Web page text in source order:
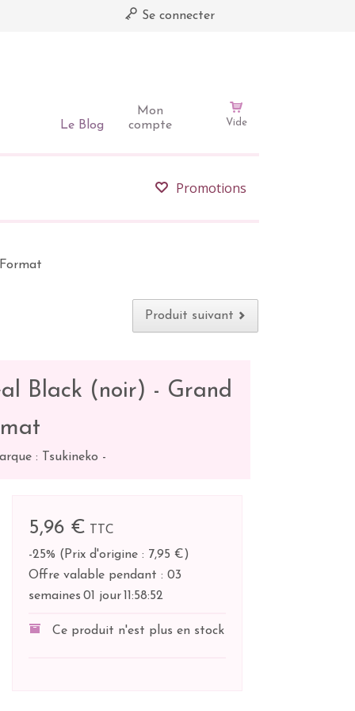
Se connecter
Mon
compte
Le Blog Vide
Promotions
Produit suivant
Black (noir) - Grand
: Tsukineko -
5,96 €
TTC
-25% ( Prix d'origine : 7,95 €)
Offre valable pendant : 03
semaines 01 jour 11:58:51
Ce produit n'est plus en stock